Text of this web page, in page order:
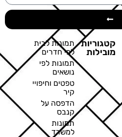
קטגוריות
מובילות
תמונות לבית
לפי חדרים
תמונות לפי
נושאים
טפטים וחיפויי
קיר
הדפסה על
קנבס
תמונות
למשרד